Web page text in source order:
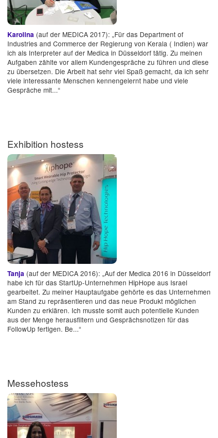
Karolina (auf der MEDICA 2017): „Für das Department of
Industries and Commerce der Regierung von Kerala ( Indien) war
ich als Interpreter auf der Medica in Düsseldorf tätig. Zu meinen
Aufgaben zählte vor allem Kundengespräche zu führen und diese
zu übersetzen. Die Arbeit hat sehr viel Spaß gemacht, da ich sehr
viele interessante Menschen kennengelernt habe und viele
Gespräche mit...“
Exhibition hostess
Tanja (auf der MEDICA 2016): „Auf der Medica 2016 in Düsseldorf
habe ich für das StartUp-Unternehmen HipHope aus Israel
gearbeitet. Zu meiner Hauptaufgabe gehörte es das Unternehmen
am Stand zu repräsentieren und das neue Produkt möglichen
Kunden zu erklären. Ich musste somit auch potentielle Kunden
aus der Menge herausfiltern und Gesprächsnotizen für das
FollowUp fertigen. Be...“
Messehostess